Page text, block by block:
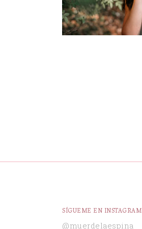
SÍGUEME EN INSTAGRAM
@muerdelaespina